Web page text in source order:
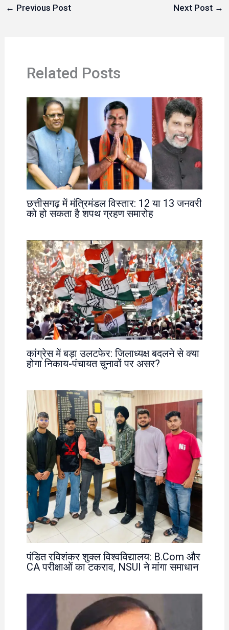
← Previous Post Next Post →
Related Posts
छत्तीसगढ़ में मंत्रिमंडल विस्तार: 12 या 13 जनवरी
को हो सकता है शपथ ग्रहण समारोह
कांग्रेस में बड़ा उलटफेर: जिलाध्यक्ष बदलने से क्या
होगा निकाय-पंचायत चुनावों पर असर?
पंडित रविशंकर शुक्ल विश्वविद्यालय: B.Com और
CA परीक्षाओं का टकराव, NSUI ने मांगा समाधान